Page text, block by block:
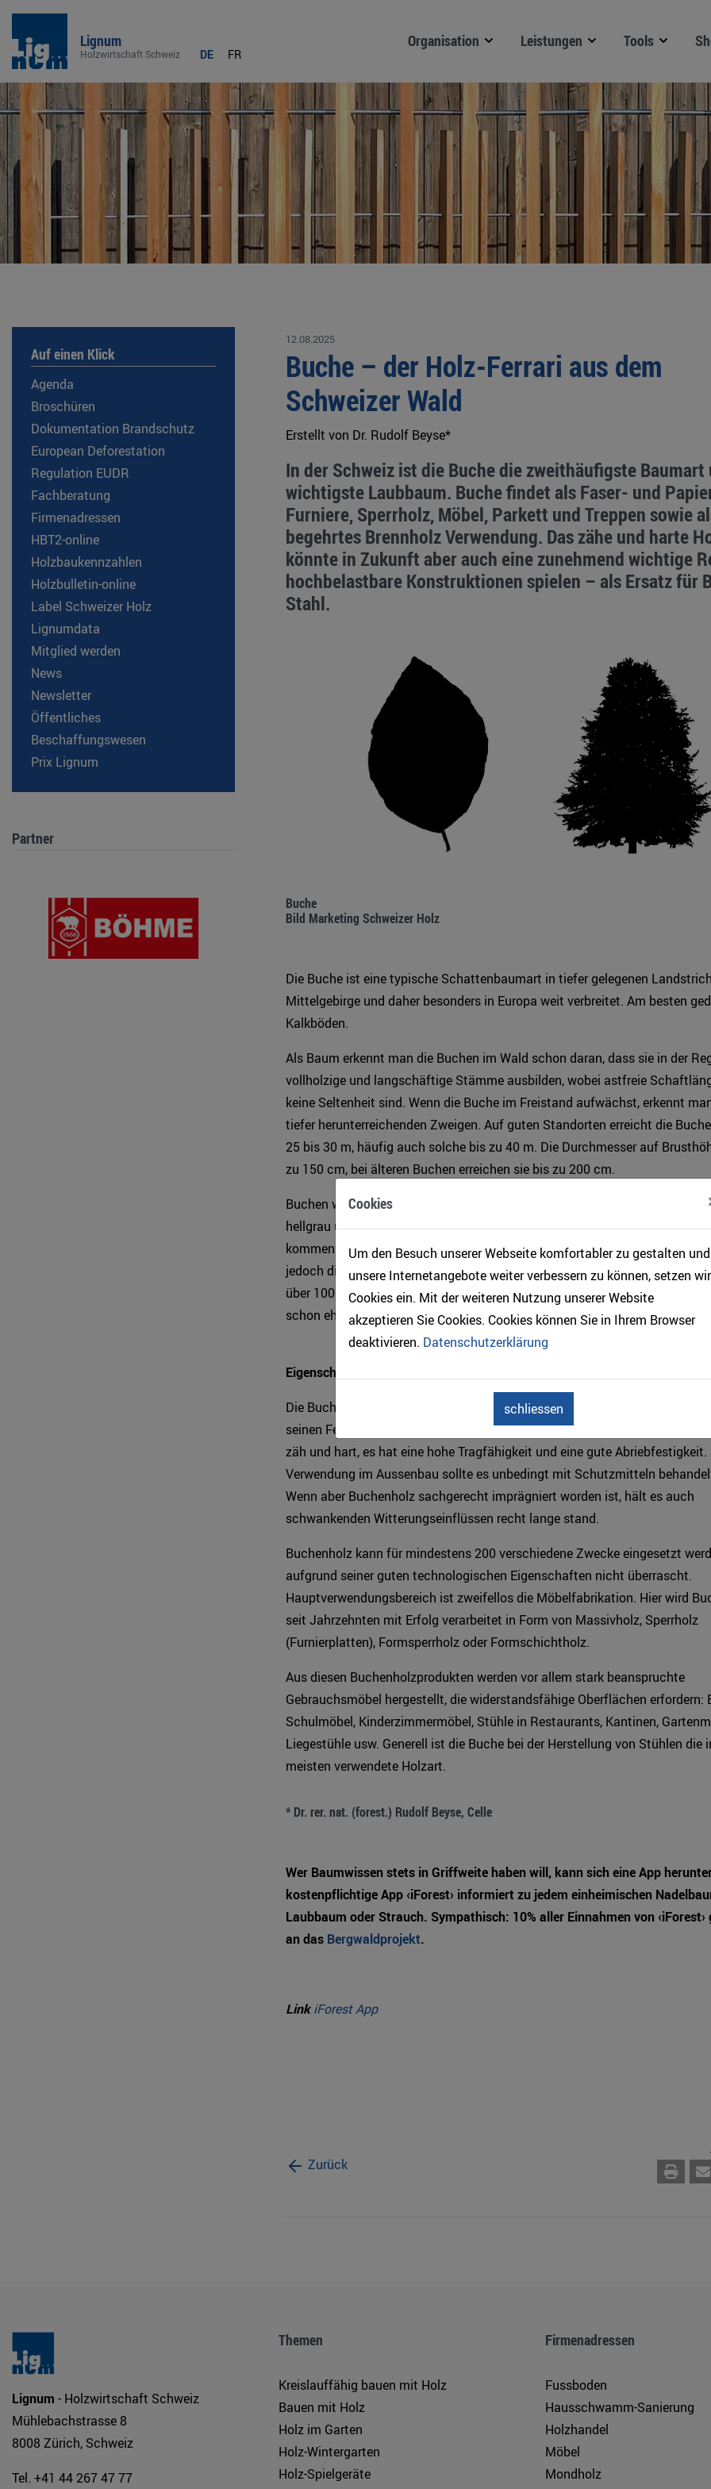
Cookies
Um den Besuch unserer Webseite komfortabler zu gestalten und
unsere Internetangebote weiter verbessern zu können, setzen wir
Cookies ein. Mit der weiteren Nutzung unserer Website
akzeptieren Sie Cookies. Cookies können Sie in Ihrem Browser
deaktivieren. Datenschutzerklärung
schliessen
Lignum
Holzwirtschaft Schweiz DE FR
Organisation Leistungen Tools
Auf einen Klick
Agenda
Broschüren
Dokumentation Brandschutz
European Deforestation
Regulation EUDR
Fachberatung
Firmenadressen
HBT2-online
Holzbaukennzahlen
Holzbulletin-online
Label Schweizer Holz
Lignumdata
Mitglied werden
News
Newsletter
Öffentliches
Beschaffungswesen
Prix Lignum
Partner
12.08.2025
Buche – der Holz-Ferrari aus dem
Schweizer Wald
Erstellt von Dr. Rudolf Beyse*
In der Schweiz ist die Buche die zweithäufigste Baumart
wichtigste Laubbaum. Buche findet als Faser- und
Furniere, Sperrholz, Möbel, Parkett und Treppen sowie
begehrtes Brennholz Verwendung. Das zähe und harte
könnte in Zukunft aber auch eine zunehmend wichtige
hochbelastbare Konstruktionen spielen – als Ersatz für
Stahl.
Buche
Bild Marketing Schweizer Holz
Die Buche ist eine typische Schattenbaumart in tiefer gelegenen
Mittelgebirge und daher besonders in Europa weit verbreitet. Am besten
Kalkböden.
Als Baum erkennt man die Buchen im Wald schon daran, dass sie in der
vollholzige und langschäftige Stämme ausbilden, wobei astfreie
keine Seltenheit sind. Wenn die Buche im Freistand aufwächst, erkennt
tiefer herunterreichenden Zweigen. Auf guten Standorten erreicht die
25 bis 30 m, häufig auch solche bis zu 40 m. Die Durchmesser auf
zu 150 cm, bei älteren Buchen erreichen sie bis zu 200 cm.
Buchen werden bis 300, maximal aber 500 Jahre alt. Die Rinde jüngerer
hellgrau und dünn. Bei älteren Buchen weist sie einen silbergrauen Farbton
kommen hier auch häufiger Astnarben vor. Im Gegensatz zu anderen
jedoch die Buche auch im Alter eine glatte Rinde, die allerdings bei
über 100 Jahre alt geworden sind, im Bereich des unteren Stammteiles
schon eher borkigen Charakter annehmen kann.
Eigenschaften des Holzes und Verwendung
Die Buche liefert ein sehr homogen aufgebautes und vielseitig
seinen Festigkeitseigenschaften übertrifft dieses sogar noch die Eiche.
zäh und hart, es hat eine hohe Tragfähigkeit und eine gute Abriebfestigkeit.
Verwendung im Aussenbau sollte es unbedingt mit Schutzmitteln
Wenn aber Buchenholz sachgerecht imprägniert worden ist, hält es auch
schwankenden Witterungseinflüssen recht lange stand.
Buchenholz kann für mindestens 200 verschiedene Zwecke eingesetzt
aufgrund seiner guten technologischen Eigenschaften nicht überrascht.
Hauptverwendungsbereich ist zweifellos die Möbelfabrikation. Hier wird
seit Jahrzehnten mit Erfolg verarbeitet in Form von Massivholz, Sperrholz
(Furnierplatten), Formsperrholz oder Formschichtholz.
Aus diesen Buchenholzprodukten werden vor allem stark beanspruchte
Gebrauchsmöbel hergestellt, die widerstandsfähige Oberflächen erfordern:
Schulmöbel, Kinderzimmermöbel, Stühle in Restaurants, Kantinen,
Liegestühle usw. Generell ist die Buche bei der Herstellung von Stühlen die
meisten verwendete Holzart.
* Dr. rer. nat. (forest.) Rudolf Beyse, Celle
Wer Baumwissen stets in Griffweite haben will, kann sich eine App
kostenpflichtige App ‹iForest› informiert zu jedem einheimischen
Laubbaum oder Strauch. Sympathisch: 10% aller Einnahmen von ‹iForest›
an das Bergwaldprojekt.
LinkiForest App
Zurück
Lignum - Holzwirtschaft Schweiz
Mühlebachstrasse 8
8008 Zürich, Schweiz
Tel. +41 44 267 47 77
Themen
Kreislauffähig bauen mit Holz
Bauen mit Holz
Holz im Garten
Holz-Wintergarten
Holz-Spielgeräte
Firmenadressen
Fussboden
Hausschwamm-Sanierung
Holzhandel
Möbel
Mondholz